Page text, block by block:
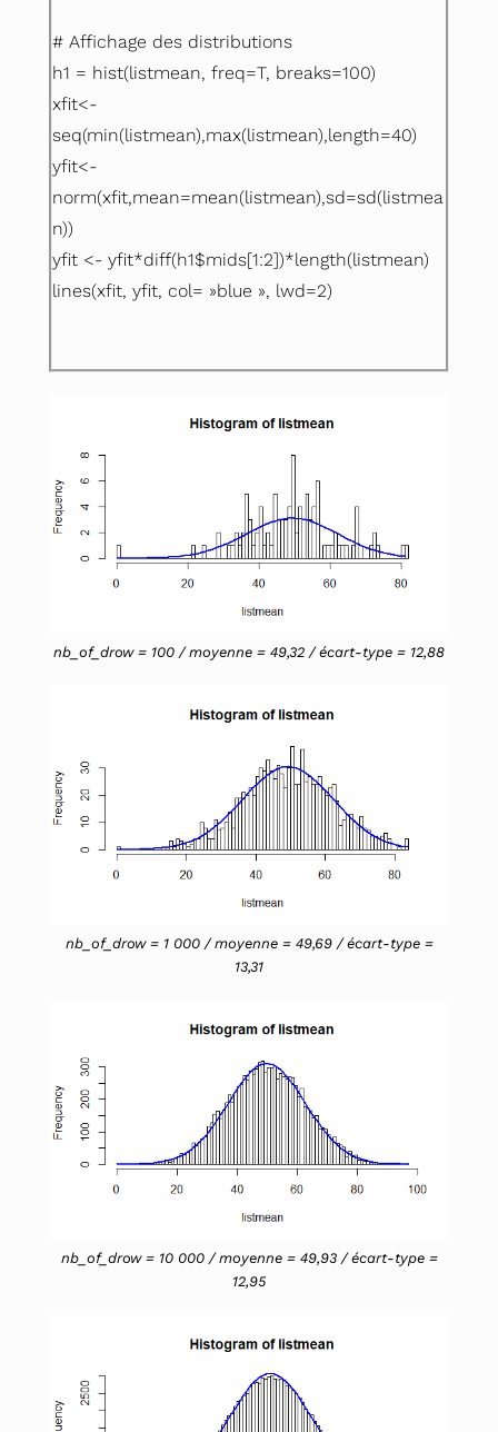
# Affichage des distributions
h1 = hist(listmean, freq=T, breaks=100)
xfit<-
seq(min(listmean),max(listmean),length=40)
yfit<-
norm(xfit,mean=mean(listmean),sd=sd(listmea
n))
yfit <- yfit*diff(h1$mids[1:2])*length(listmean)
lines(xfit, yfit, col= »blue », lwd=2)
nb_of_drow = 100 / moyenne = 49,32 / écart-type = 12,88
nb_of_drow = 1 000 / moyenne = 49,69 / écart-type =
13,31
nb_of_drow = 10 000 / moyenne = 49,93 / écart-type =
12,95